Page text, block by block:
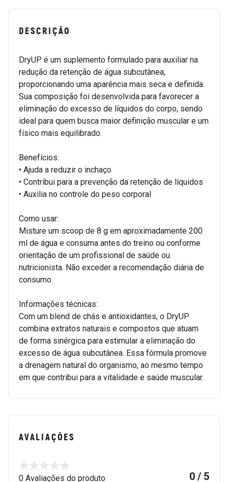
DESCRIÇÃO
DryUP é um suplemento formulado para auxiliar na
redução da retenção de água subcutânea,
proporcionando uma aparência mais seca e definida.
Sua composição foi desenvolvida para favorecer a
eliminação do excesso de líquidos do corpo, sendo
ideal para quem busca maior definição muscular e um
físico mais equilibrado.
Benefícios:
• Ajuda a reduzir o inchaço
• Contribui para a prevenção da retenção de líquidos
• Auxilia no controle do peso corporal
Como usar:
Misture um scoop de 8 g em aproximadamente 200
ml de água e consuma antes do treino ou conforme
orientação de um profissional de saúde ou
nutricionista. Não exceder a recomendação diária de
consumo.
Informações técnicas:
Com um blend de chás e antioxidantes, o DryUP
combina extratos naturais e compostos que atuam
de forma sinérgica para estimular a eliminação do
excesso de água subcutânea. Essa fórmula promove
a drenagem natural do organismo, ao mesmo tempo
em que contribui para a vitalidade e saúde muscular.
AVALIAÇÕES
0 Avaliações do produto 0 / 5